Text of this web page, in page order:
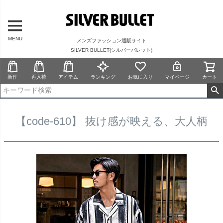
MENU
メンズファッション通販サイト
SILVER BULLET(シルバーバレット)
新作 再入荷 アイテム ランキング お気に入り マイページ カート
【code-610】 抜け感が映える、大人柄